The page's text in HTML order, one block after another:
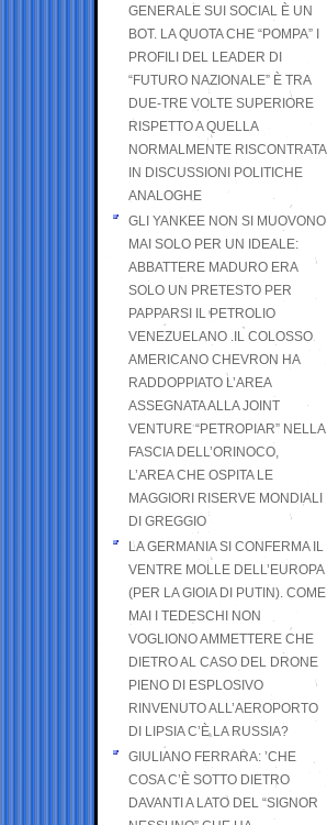
GENERALE SUI SOCIAL È UN
BOT. LA QUOTA CHE “POMPA” I
PROFILI DEL LEADER DI
“FUTURO NAZIONALE” È TRA
DUE-TRE VOLTE SUPERIORE
RISPETTO A QUELLA
NORMALMENTE RISCONTRATA
IN DISCUSSIONI POLITICHE
ANALOGHE
GLI YANKEE NON SI MUOVONO
MAI SOLO PER UN IDEALE:
ABBATTERE MADURO ERA
SOLO UN PRETESTO PER
PAPPARSI IL PETROLIO
VENEZUELANO .IL COLOSSO
AMERICANO CHEVRON HA
RADDOPPIATO L’AREA
ASSEGNATA ALLA JOINT
VENTURE “PETROPIAR” NELLA
FASCIA DELL’ORINOCO,
L’AREA CHE OSPITA LE
MAGGIORI RISERVE MONDIALI
DI GREGGIO
LA GERMANIA SI CONFERMA IL
VENTRE MOLLE DELL’EUROPA
(PER LA GIOIA DI PUTIN). COME
MAI I TEDESCHI NON
VOGLIONO AMMETTERE CHE
DIETRO AL CASO DEL DRONE
PIENO DI ESPLOSIVO
RINVENUTO ALL’AEROPORTO
DI LIPSIA C’È LA RUSSIA?
GIULIANO FERRARA: ’CHE
COSA C’È SOTTO DIETRO
DAVANTI A LATO DEL “SIGNOR